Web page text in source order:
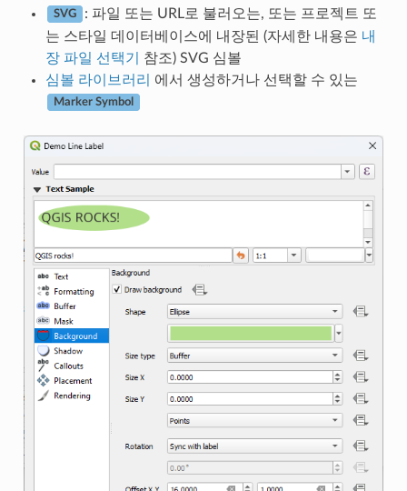
SVG
: 파일 또는 URL로 불러오는, 또는 프로젝트 또
는 스타일 데이터베이스에 내장된 (자세한 내용은 내
장 파일 선택기
참조) SVG 심볼
심볼 라이브러리
에서 생성하거나 선택할 수 있는
Marker Symbol